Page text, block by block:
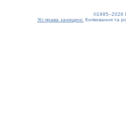
©1995–2026
Усі права захищені. Копіювання та